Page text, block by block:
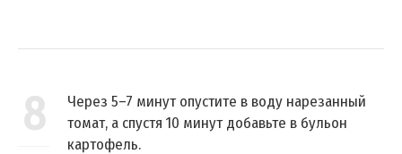
8
Через 5–7 минут опустите в воду нарезанный
томат, а спустя 10 минут добавьте в бульон
картофель.